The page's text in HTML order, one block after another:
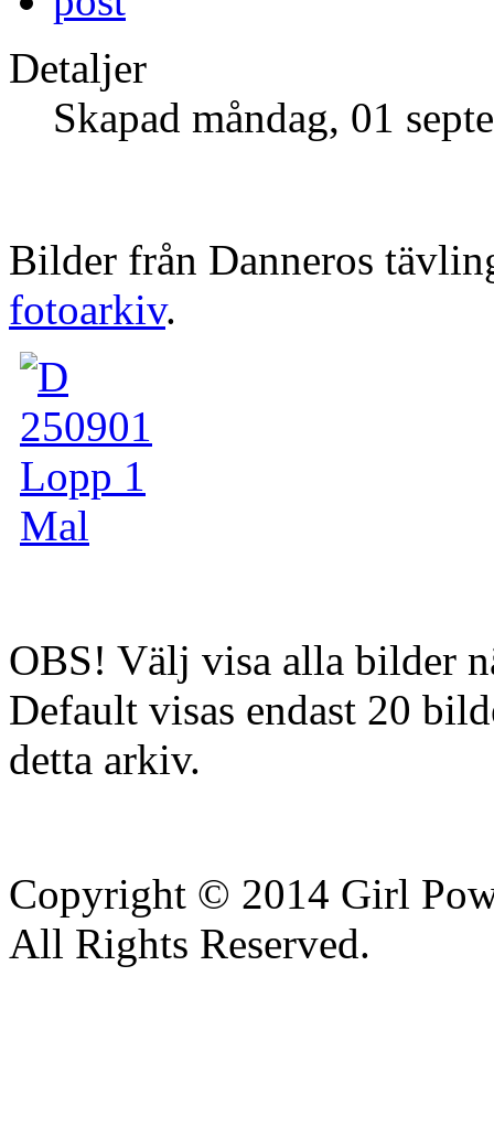
Detaljer
Skapad måndag, 01
Bilder från Danneros
fotoarkiv.
OBS! Välj visa alla bilder
Default visas endast 20
detta arkiv.
Copyright © 2014 Girl
All Rights Reserved.